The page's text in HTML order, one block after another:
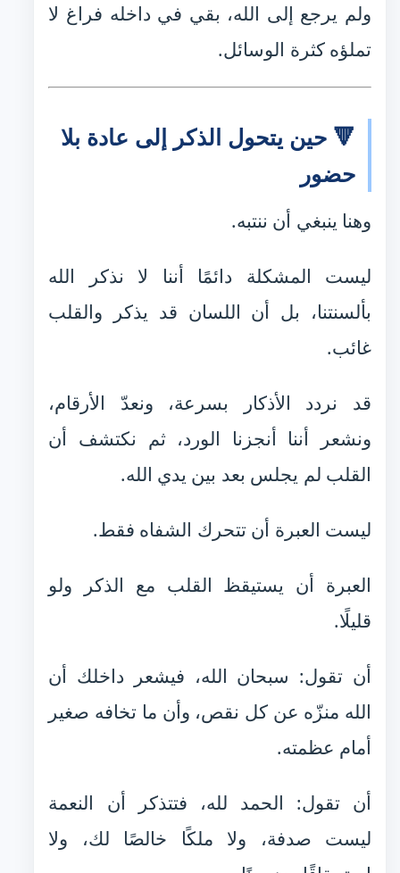
ولم يرجع إلى الله، بقي في داخله فراغ لا
تملؤه كثرة الوسائل.
🔻 حين يتحول الذكر إلى عادة بلا
حضور
وهنا ينبغي أن ننتبه.
ليست المشكلة دائمًا أننا لا نذكر الله
بألسنتنا، بل أن اللسان قد يذكر والقلب
غائب.
قد نردد الأذكار بسرعة، ونعدّ الأرقام،
ونشعر أننا أنجزنا الورد، ثم نكتشف أن
القلب لم يجلس بعد بين يدي الله.
ليست العبرة أن تتحرك الشفاه فقط.
العبرة أن يستيقظ القلب مع الذكر ولو
قليلًا.
أن تقول: سبحان الله، فيشعر داخلك أن
الله منزّه عن كل نقص، وأن ما تخافه صغير
أمام عظمته.
أن تقول: الحمد لله، فتتذكر أن النعمة
ليست صدفة، ولا ملكًا خالصًا لك، ولا